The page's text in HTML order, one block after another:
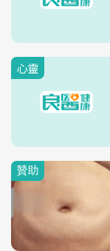
心靈